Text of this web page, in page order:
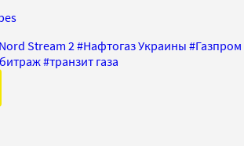
Nord Stream 2 #Нафтогаз Украины #Газпром
#транзит газа